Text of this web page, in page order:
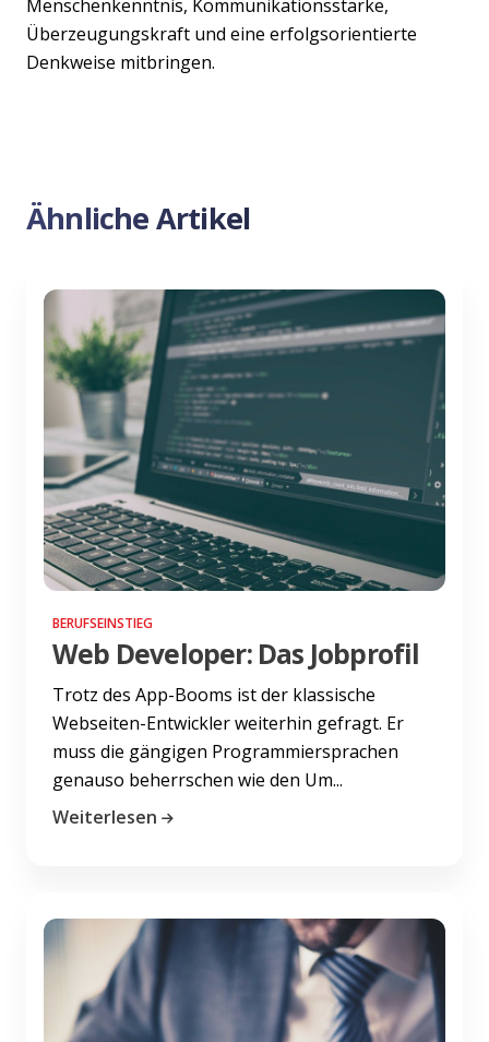
Menschenkenntnis, Kommunikationsstärke,
Überzeugungskraft und eine erfolgsorientierte
Denkweise mitbringen.
Ähnliche Artikel
BERUFSEINSTIEG
Web Developer: Das Jobprofil
Trotz des App-Booms ist der klassische
Webseiten-Entwickler weiterhin gefragt. Er
muss die gängigen Programmiersprachen
genauso beherrschen wie den Um...
Weiterlesen